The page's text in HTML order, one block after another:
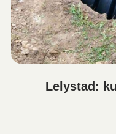
Lelystad: